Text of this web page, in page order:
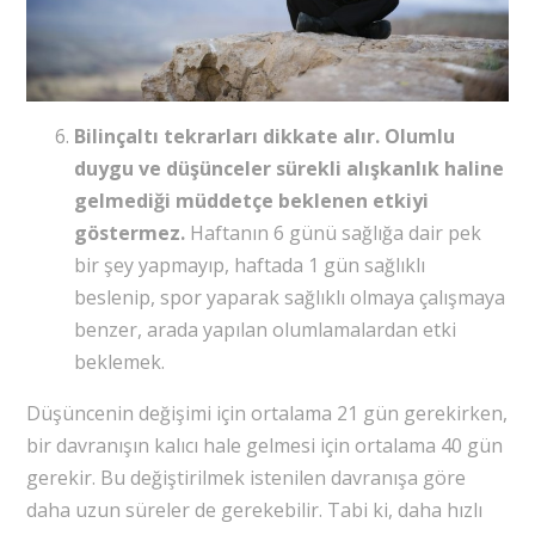
Bilinçaltı tekrarları dikkate alır. Olumlu
duygu ve düşünceler sürekli alışkanlık haline
gelmediği müddetçe beklenen etkiyi
göstermez.Haftanın 6 günü sağlığa dair pek
bir şey yapmayıp, haftada 1 gün sağlıklı
beslenip, spor yaparak sağlıklı olmaya çalışmaya
benzer, arada yapılan olumlamalardan etki
beklemek.
Düşüncenin değişimi için ortalama 21 gün gerekirken,
bir davranışın kalıcı hale gelmesi için ortalama 40 gün
gerekir. Bu değiştirilmek istenilen davranışa göre
daha uzun süreler de gerekebilir. Tabi ki, daha hızlı